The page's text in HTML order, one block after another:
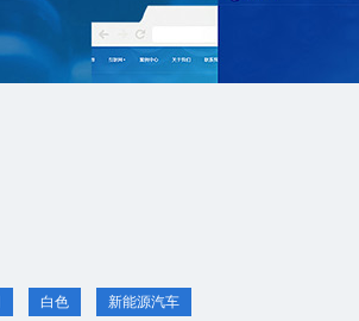
白色 新能源汽车